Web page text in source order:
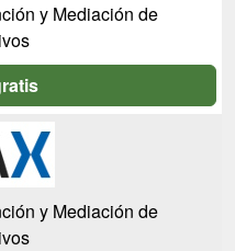
y Mediación de
y Mediación de